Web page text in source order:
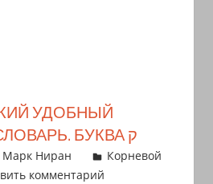
УДОБНЫЙ
(КОРНЕВОЙ) СЛОВАРЬ. БУКВА ק
Марк Ниран
Корневой
комментарий